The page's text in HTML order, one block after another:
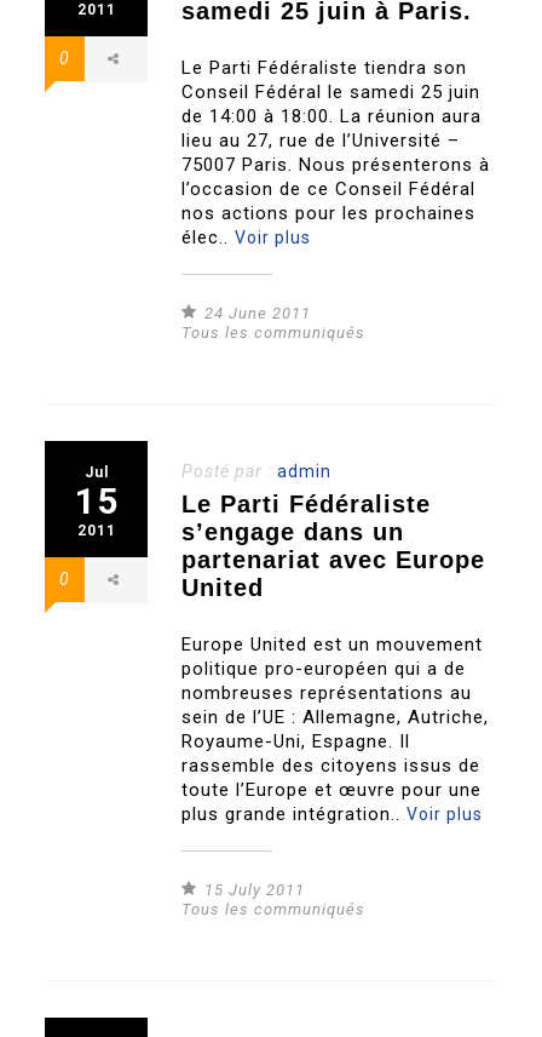
2011
0
samedi 25 juin à Paris.
Le Parti Fédéraliste tiendra son
Conseil Fédéral le samedi 25 juin
de 14:00 à 18:00. La réunion aura
lieu au 27, rue de l’Université –
75007 Paris. Nous présenterons à
l’occasion de ce Conseil Fédéral
nos actions pour les prochaines
élec..Voir plus
24 June 2011
Tous les communiqués
Jul
15
2011
0
Posté par :admin
Le Parti Fédéraliste
s’engage dans un
partenariat avec Europe
United
Europe United est un mouvement
politique pro-européen qui a de
nombreuses représentations au
sein de l’UE : Allemagne, Autriche,
Royaume-Uni, Espagne. Il
rassemble des citoyens issus de
toute l’Europe et œuvre pour une
plus grande intégration..Voir plus
15 July 2011
Tous les communiqués